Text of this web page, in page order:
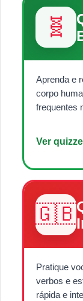
🧬
Aprenda e
corpo
frequentes
Ver
🇬🇧
Pratique
verbos e
rápida e